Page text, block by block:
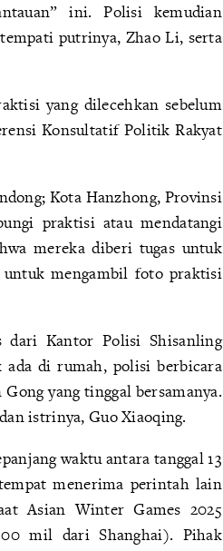
ini. Polisi kemudian
putrinya, Zhao Li, serta
yang dilecehkan sebelum
Konsultatif Politik Rakyat
Kota Hanzhong, Provinsi
praktisi atau mendatangi
mereka diberi tugas untuk
untuk mengambil foto praktisi
dari Kantor Polisi Shisanling
di rumah, polisi berbicara
yang tinggal bersamanya.
istrinya, Guo Xiaoqing.
waktu antara tanggal 13
menerima perintah lain
Asian Winter Games 2025
mil dari Shanghai). Pihak